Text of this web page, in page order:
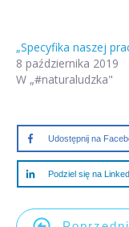
„Specyfika naszej
8 października 2019
W „#naturaludzka"
Udostępnij na
Podziel się na